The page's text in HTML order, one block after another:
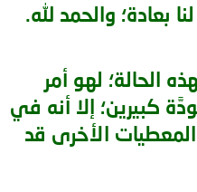
بعادة؛ والحمد لله.
الحالة؛ لهو أمر
كبيرين؛ إلا أنه في
الأخرى قد